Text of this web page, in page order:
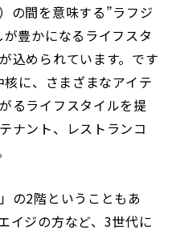
の間を意味する”ラフジ
豊かになるライフスタ
込められています。です
に、さまざまなアイテ
るライフスタイルを提
ナント、レストランコ
の2階ということもあ
イジの方など、3世代に